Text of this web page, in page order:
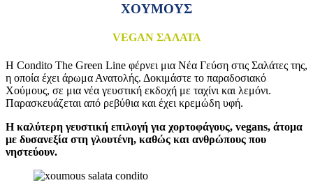
ΧΟΥΜΟΥΣ
VEGAN ΣΑΛΑΤΑ
Η Condito The Green Line φέρνει μια Νέα Γεύση στις Σαλάτες της,
η οποία έχει άρωμα Ανατολής. Δοκιμάστε το παραδοσιακό
Χούμους, σε μια νέα γευστική εκδοχή με ταχίνι και λεμόνι.
Παρασκευάζεται από ρεβύθια και έχει κρεμώδη υφή.
Η καλύτερη γευστική επιλογή για χορτοφάγους, vegans, άτομα
με δυσανεξία στη γλουτένη, καθώς και ανθρώπους που
νηστεύουν.